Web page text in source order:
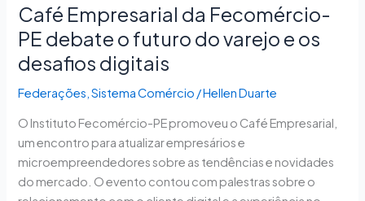
Café Empresarial da Fecomércio-
PE debate o futuro do varejo e os
desafios digitais
Federações ,Sistema Comércio /Hellen Duarte
O Instituto Fecomércio-PE promoveu o Café Empresarial,
um encontro para atualizar empresários e
microempreendedores sobre as tendências e novidades
do mercado. O evento contou com palestras sobre o
os
desafios
digitais